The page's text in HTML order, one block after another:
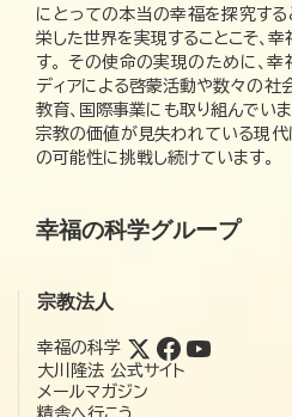
にとっての本当の幸福を探究す
栄した世界を実現することこそ、
す。 その使命の実現のために、
ディアによる啓蒙活動や数々の社
教育、国際事業にも取り組んでい
宗教の価値が見失われている現
の可能性に挑戦し続けています。
幸福の科学グループ
宗教法人
幸福の科学
大川隆法 公式サイト
メールマガジン
精舎へ行こう